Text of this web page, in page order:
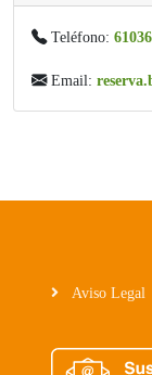
Teléfono:
Email:
Aviso Legal